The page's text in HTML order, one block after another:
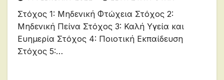
Στόχος 1: Μηδενική Φτώχεια Στόχος 2:
Μηδενική Πείνα Στόχος 3: Καλή Υγεία και
Ευημερία Στόχος 4: Ποιοτική Εκπαίδευση
Στόχος 5:…